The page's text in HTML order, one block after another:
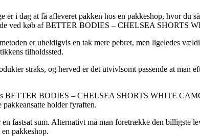
i dag at få afleveret pakken hos en pakkeshop, hvor du
ved køb af BETTER BODIES – CHELSEA SHORTS
er uheldigvis en tak mere pebret, men ligeledes
tilholdssted.
straks, og herved er det utvivlsomt passende at man
BETTER BODIES – CHELSEA SHORTS WHITE
holder fyraften.
fastsat sum. Alternativt må man foretrække den billigste
pakkeshop.